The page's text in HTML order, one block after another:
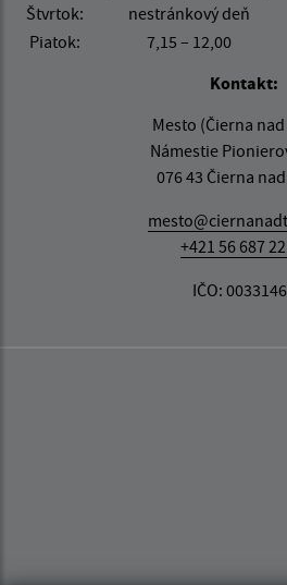
Štvrtok:
nestránkový deň
Piatok:
7,15 – 12,00
Kontakt:
Mesto (Čierna
Námestie
076 43 Čierna
+421 56 687 22
IČO: